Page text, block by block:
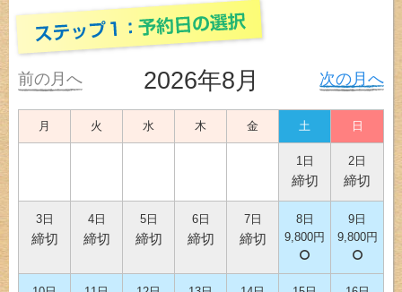
前の月へ 次の月へ
2026年8月
月 火 水 木 金 土 日
1日
締切
2日
締切
3日
締切
4日
締切
5日
締切
6日
締切
7日
締切
8日
9,800円
9日
9,800円